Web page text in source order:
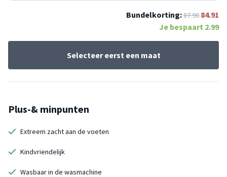
Bundelkorting:87.90 84.91
Je bespaart 2.99
Selecteer eerst een maat
Plus-& minpunten
Extreem zacht aan de voeten
Kindvriendelijk
Wasbaar in de wasmachine